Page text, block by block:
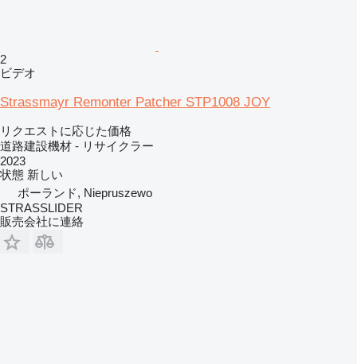
2
ビデオ
Strassmayr Remonter Patcher STP1008 JOY
リクエストに応じた価格
道路建設機材 - リサイクラー
2023
状態 新しい
ポーランド, Niepruszewo
STRASSLIDER
販売会社に連絡